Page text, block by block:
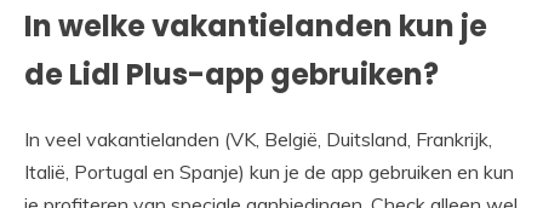
In welke vakantielanden kun je
de Lidl Plus-app gebruiken?
In veel vakantielanden (VK, België, Duitsland, Frankrijk,
Italië, Portugal en Spanje) kun je de app gebruiken en kun